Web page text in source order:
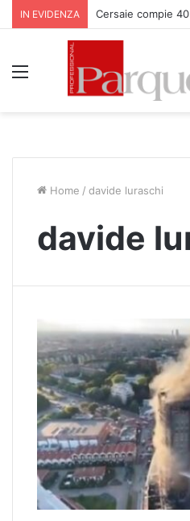
IN EVIDENZA Cersaie compie
Home / davide luraschi
davide